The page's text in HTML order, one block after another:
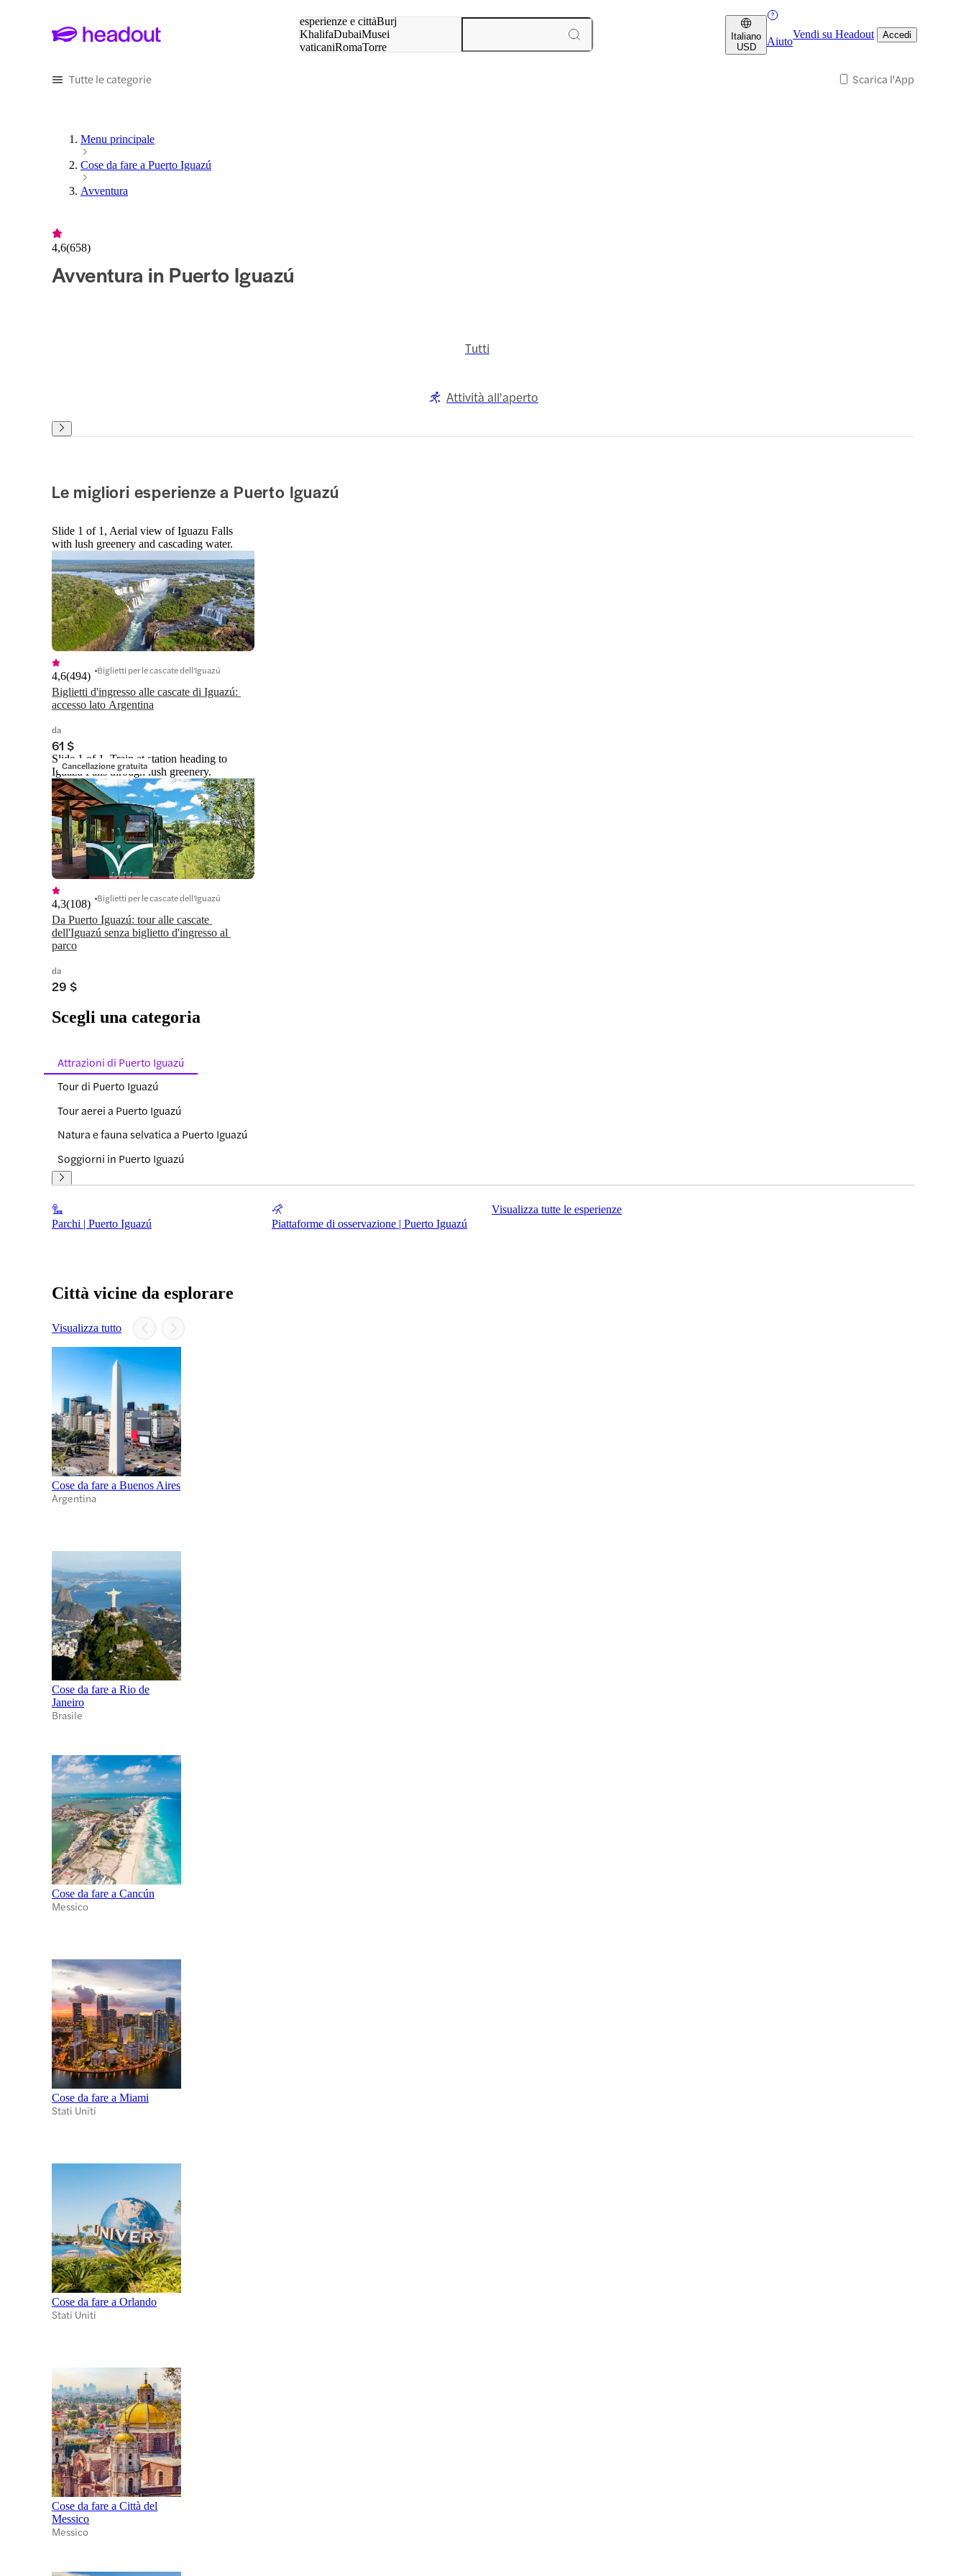
esperienze e cittàBurj
KhalifaDubaiMusei
vaticaniRomaTorre
Italiano
USD
Aiuto
Vendi su Headout Accedi
Tutte le categorie Scarica l'App
Menu principale
Cose da fare a Puerto Iguazú
Avventura
4,6(658)
Avventura in Puerto Iguazú
Tutti
Attività all'aperto
Le migliori esperienze a Puerto Iguazú
Slide 1 of 1, Aerial view of Iguazu Falls
with lush greenery and cascading water.
Biglietti d'ingresso alle cascate di Iguazú:
accesso lato Argentina
4,6(494) Biglietti per le cascate dell'Iguazú
da
61 $
Cancellazione gratuita
Slide 1 of 1, Train at station heading to
Iguazu Falls through lush greenery.
Da Puerto Iguazú: tour alle cascate
dell'Iguazú senza biglietto d'ingresso al
parco
4,3(108) Biglietti per le cascate dell'Iguazú
da
29 $
Scegli una categoria
Attrazioni di Puerto Iguazú
Tour di Puerto Iguazú
Tour aerei a Puerto Iguazú
Natura e fauna selvatica a Puerto Iguazú
Soggiorni in Puerto Iguazú
Parchi | Puerto Iguazú Piattaforme di osservazione | Puerto Iguazú
Visualizza tutte le esperienze
Città vicine da esplorare
Visualizza tutto
Cose da fare a Buenos Aires
Argentina
Cose da fare a Rio de
Janeiro
Brasile
Cose da fare a Cancún
Messico
Cose da fare a Miami
Stati Uniti
Cose da fare a Orlando
Stati Uniti
Cose da fare a Città del
Messico
Messico